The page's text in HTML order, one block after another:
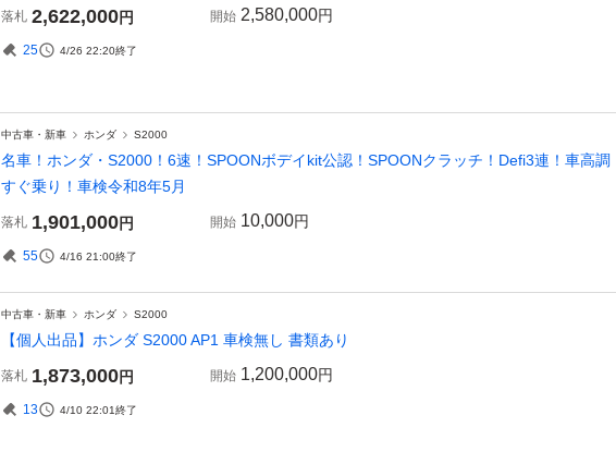
落札 2,622,000円 開始 2,580,000円
25 4/26 22:20終了
中古車・新車 ホンダ S2000
名車！ホンダ・S2000！6速！SPOONボデイkit公認！SPOONクラッチ！Defi3連！車高調
すぐ乗り！車検令和8年5月
落札 1,901,000円 開始 10,000円
55 4/16 21:00終了
中古車・新車 ホンダ S2000
【個人出品】ホンダ S2000 AP1 車検無し 書類あり
落札 1,873,000円 開始 1,200,000円
13 4/10 22:01終了